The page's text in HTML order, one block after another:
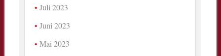
Juli 2023
Juni 2023
Mai 2023